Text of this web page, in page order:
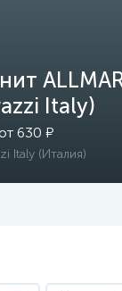
Italy)
от 630 ₽
Italy (Италия)